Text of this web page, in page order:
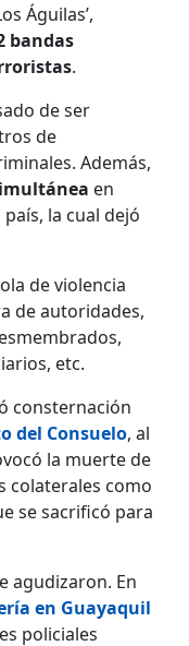
Águilas’,
bandas
.
de ser
de
Además,
en
la cual dejó
de violencia
de autoridades,
etc.
consternación
del Consuelo, al
la muerte de
colaterales como
se sacrificó para
agudizaron. En
en Guayaquil
policiales